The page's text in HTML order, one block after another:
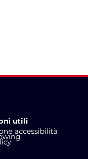
utili
accessibilità